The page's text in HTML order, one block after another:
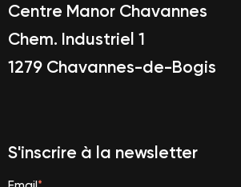
Centre Manor Chavannes
Chem. Industriel 1
1279 Chavannes-de-Bogis
S'inscrire à la newsletter